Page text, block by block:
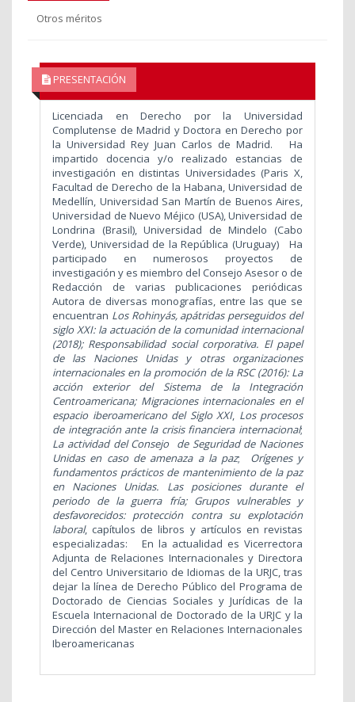
Otros méritos
PRESENTACIÓN
Licenciada en Derecho por la Universidad
Complutense de Madrid y Doctora en Derecho por
la Universidad Rey Juan Carlos de Madrid. Ha
impartido docencia y/o realizado estancias de
investigación en distintas Universidades (Paris X,
Facultad de Derecho de la Habana, Universidad de
Medellín, Universidad San Martín de Buenos Aires,
Universidad de Nuevo Méjico (USA), Universidad de
Londrina (Brasil), Universidad de Mindelo (Cabo
Verde), Universidad de la República (Uruguay) Ha
participado en numerosos proyectos de
investigación y es miembro del Consejo Asesor o de
Redacción de varias publicaciones periódicas
Autora de diversas monografías, entre las que se
encuentran Los Rohinyás, apátridas perseguidos del
siglo XXI: la actuación de la comunidad internacional
(2018); Responsabilidad social corporativa. El papel
de las Naciones Unidas y otras organizaciones
internacionales en la promoción de la RSC (2016): La
acción exterior del Sistema de la Integración
Centroamericana; Migraciones internacionales en el
espacio iberoamericano del Siglo XXI, Los procesos
de integración ante la crisis financiera internacional;
La actividad del Consejo de Seguridad de Naciones
Unidas en caso de amenaza a la paz; Orígenes y
fundamentos prácticos de mantenimiento de la paz
en Naciones Unidas. Las posiciones durante el
periodo de la guerra fría; Grupos vulnerables y
desfavorecidos: protección contra su explotación
laboral, capítulos de libros y artículos en revistas
especializadas:
En la actualidad es Vicerrectora
Adjunta de Relaciones Internacionales y Directora
del Centro Universitario de Idiomas de la URJC, tras
dejar la línea de Derecho Público del Programa de
Doctorado de Ciencias Sociales y Jurídicas de la
Escuela Internacional de Doctorado de la URJC y la
Dirección del Master en Relaciones Internacionales
Iberoamericanas